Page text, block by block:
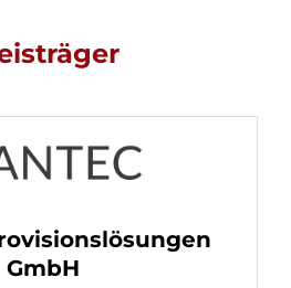
GmbH